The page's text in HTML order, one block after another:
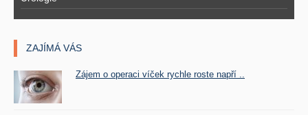
ZAJÍMÁ VÁS
Zájem o operaci víček rychle roste napří ..